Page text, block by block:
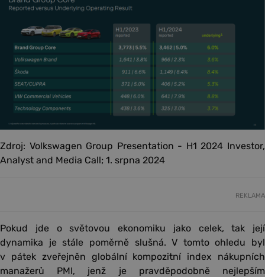
Zdroj: Volkswagen Group Presentation - H1 2024 Investor,
Analyst and Media Call; 1. srpna 2024
REKLAMA
Pokud jde o světovou ekonomiku jako celek, tak její
dynamika je stále poměrně slušná. V tomto ohledu byl
v pátek zveřejněn globální kompozitní index nákupních
manažerů PMI, jenž je pravděpodobně nejlepším